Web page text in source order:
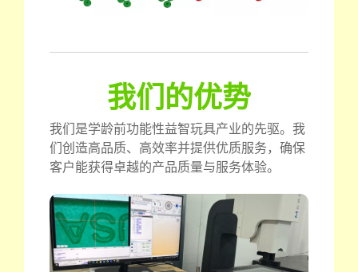
我们的优势
我们是学龄前功能性益智玩具产业的先驱。我
们创造高品质、高效率并提供优质服务，确保
客户能获得卓越的产品质量与服务体验。